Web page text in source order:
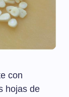
con
hojas de